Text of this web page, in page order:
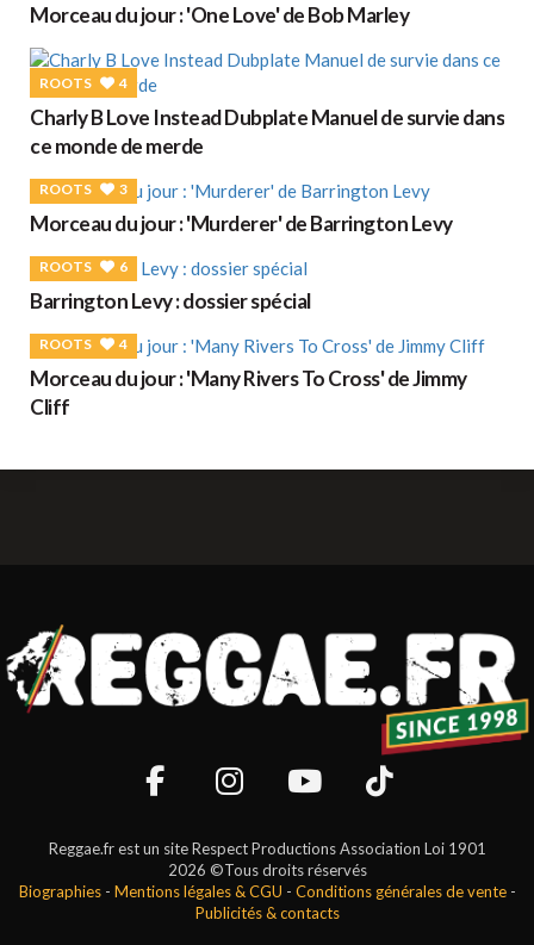
Morceau du jour : 'One Love' de Bob Marley
ROOTS 4
Charly B Love Instead Dubplate Manuel de survie dans
ce monde de merde
ROOTS 3
Morceau du jour : 'Murderer' de Barrington Levy
ROOTS 6
Barrington Levy : dossier spécial
ROOTS 4
Morceau du jour : 'Many Rivers To Cross' de Jimmy
Cliff
Reggae.fr est un site Respect Productions Association Loi 1901
2026 ©Tous droits réservés
Biographies- Mentions légales & CGU - Conditions générales de vente-
Publicités & contacts